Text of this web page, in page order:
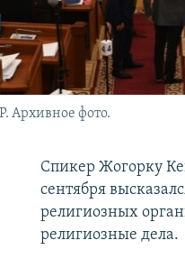
Архивное фото.
Спикер Жогорку
сентября
религиозных
религиозные дела.